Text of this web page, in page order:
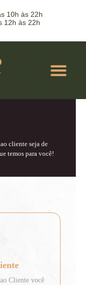
10h às 22h
12h às 22h
cliente seja de
temos para você!
Cliente você